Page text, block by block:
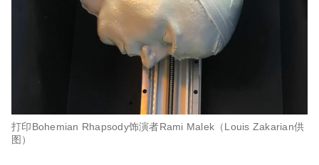
打印Bohemian Rhapsody饰演者Rami Malek（Louis Zakarian供
图）